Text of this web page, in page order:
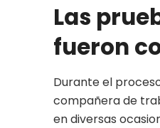
Las
fueron
Durante el
compañera de
en diversas